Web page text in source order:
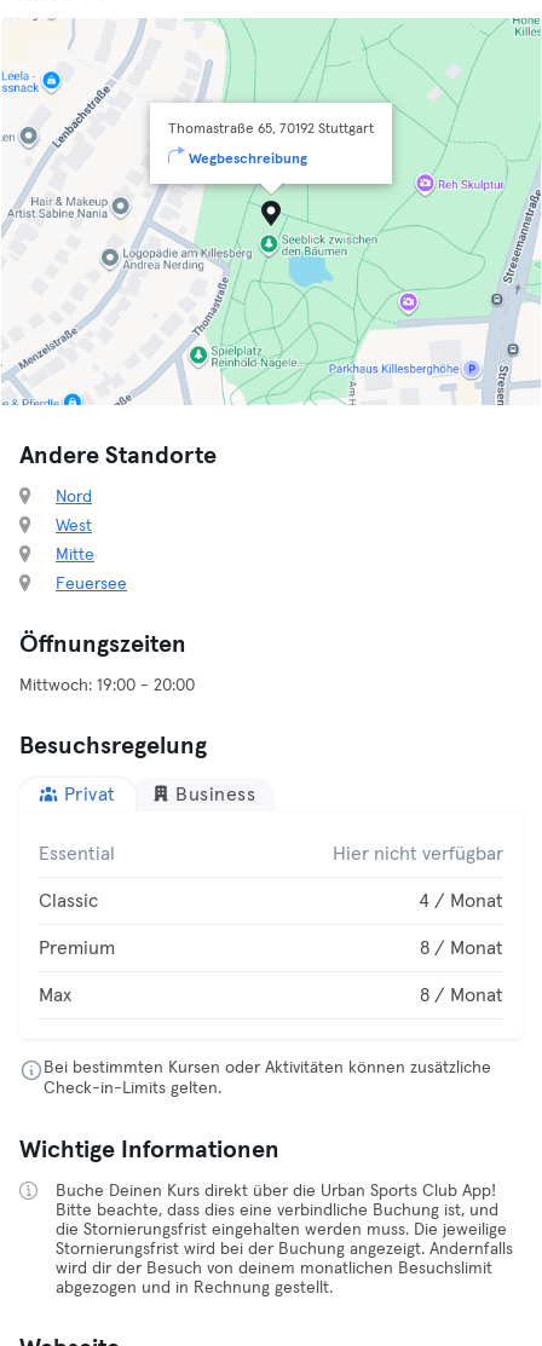
Thomastraße 65, 70192 Stuttgart
Wegbeschreibung
Andere Standorte
Nord
West
Mitte
Feuersee
Öffnungszeiten
Besuchsregelung
Privat Business
Essential Hier nicht verfügbar
Classic 4 / Monat
Premium 8 / Monat
Max 8 / Monat
Bei bestimmten Kursen oder Aktivitäten können zusätzliche
Check-in-Limits gelten.
Wichtige Informationen
Buche Deinen Kurs direkt über die Urban Sports Club App!
Bitte beachte, dass dies eine verbindliche Buchung ist, und
die Stornierungsfrist eingehalten werden muss. Die jeweilige
Stornierungsfrist wird bei der Buchung angezeigt. Andernfalls
wird dir der Besuch von deinem monatlichen Besuchslimit
abgezogen und in Rechnung gestellt.